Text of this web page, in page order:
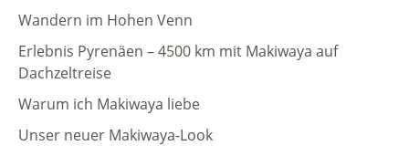
Wandern im Hohen Venn
Erlebnis Pyrenäen – 4500 km mit Makiwaya auf
Dachzeltreise
Warum ich Makiwaya liebe
Unser neuer Makiwaya-Look